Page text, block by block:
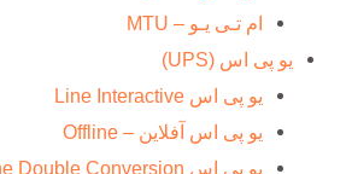
ام تـی یـو – MTU
یو پی اس (UPS)
یو پی اس Line Interactive
یو پی اس آفلاین – Offline
یو پی اس Online Double Conversion